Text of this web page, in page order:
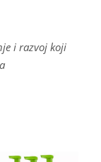
i razvoj koji